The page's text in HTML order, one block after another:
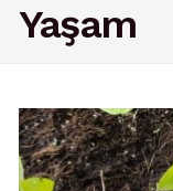
Yaşam